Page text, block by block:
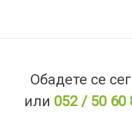
Обадете се
или 052 / 50 60